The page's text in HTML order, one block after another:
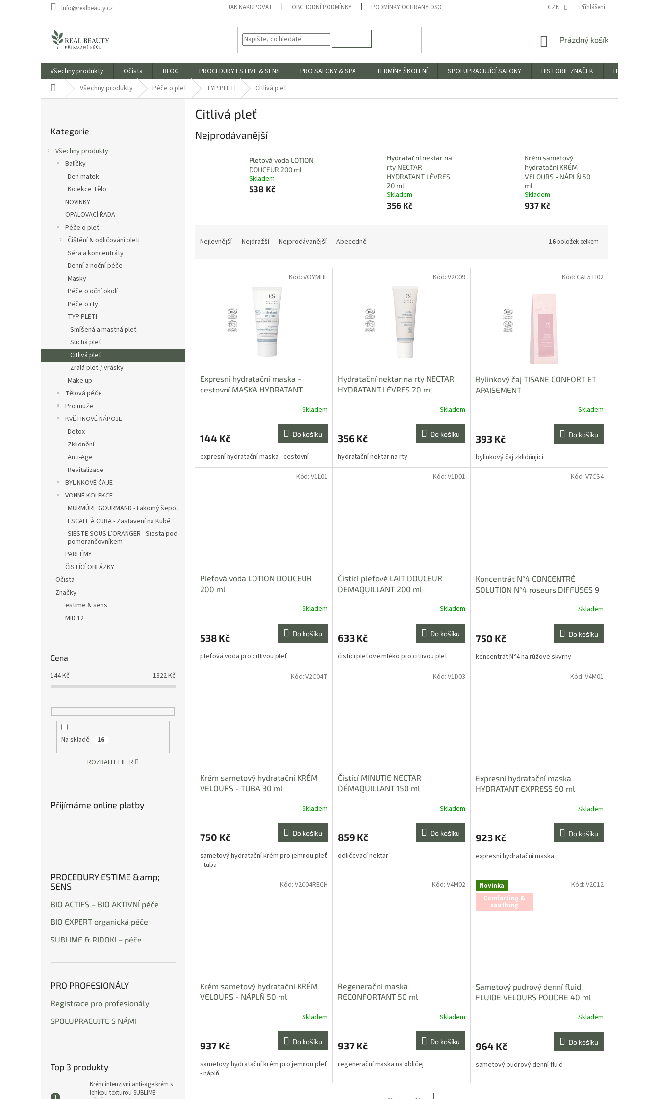
na
info@realbeauty.cz JAK NAKUPOVAT OBCHODNÍ PODMÍNKY PODMÍNKY OCHRANY OSOBNÍCH ÚDAJŮ CZK Přihlášení
NÁKUPNÍ
Prázdný košík
Všechny produkty Očista BLOG PROCEDURY ESTIME & SENS PRO SALONY & SPA TERMÍNY ŠKOLENÍ SPOLUPRACUJÍCÍ SALONY HISTORIE ZNAČEK
Hodnocení
Domů Všechny produkty Péče o pleť TYP PLETI Citlivá pleť
kategorie
Kategorie
Všechny produkty
Balíčky
Den matek
Kolekce Tělo
NOVINKY
OPALOVACÍ ŘADA
Péče o pleť
Čištění & odličování pleti
Séra a koncentráty
Denní a noční péče
Masky
Péče o oční okolí
Péče o rty
TYP PLETI
Smíšená a mastná pleť
Suchá pleť
Citlivá pleť
Zralá pleť / vrásky
Make up
Tělová péče
Pro muže
KVĚTINOVÉ NÁPOJE
Detox
Zklidnění
Anti-Age
Revitalizace
BYLINKOVÉ ČAJE
VONNÉ KOLEKCE
MURMÛRE GOURMAND - Lakomý šepot
ESCALE À CUBA - Zastavení na Kubě
SIESTE SOUS L’ORANGER - Siesta pod
pomerančovníkem
PARFÉMY
ČISTÍCÍ OBLÁZKY
Očista
Značky
estime & sens
MIDI12
Cena
144Kč 1322Kč
Na skladě 16
ROZBALIT FILTR
Přijímáme online platby
PROCEDURY ESTIME &amp;
SENS
BIO ACTIFS – BIO AKTIVNÍ péče
BIO EXPERT organická péče
SUBLIME & RIDOKI – péče
PRO PROFESIONÁLY
Registrace pro profesionály
SPOLUPRACUJTE S NÁMI
Top 3 produkty
Krém intenzivní anti-age krém s
lehkou texturou SUBLIME
Citlivá pleť
Nejprodávanější
Pleťová voda LOTION
DOUCEUR 200 ml
Skladem
538 Kč
Hydratační nektar na
rty NECTAR
HYDRATANT LÉVRES
20 ml
Skladem
356 Kč
Krém sametový
hydratační KRÉM
VELOURS - NÁPLŇ 50
ml
Skladem
937 Kč
Nejlevnější Nejdražší Nejprodávanější Abecedně 16položek celkem
Expresní hydratační maska -
cestovní MASKA HYDRATANT
Skladem
144 Kč Do košíku
expresní hydratační maska - cestovní
Kód: VOYMHE
Hydratační nektar na rty NECTAR
HYDRATANT LÉVRES 20 ml
Skladem
356 Kč Do košíku
hydratační nektar na rty
Kód: V2C09
Bylinkový čaj TISANE CONFORT ET
APAISEMENT
Skladem
393 Kč Do košíku
bylinkový čaj zklidňující
Kód: CAL5TI02
Pleťová voda LOTION DOUCEUR
200 ml
Skladem
538 Kč Do košíku
pleťová voda pro citlivou pleť
Kód: V1L01
Čistící pleťové LAIT DOUCEUR
DEMAQUILLANT 200 ml
Skladem
633 Kč Do košíku
čistící pleťové mléko pro citlivou pleť
Kód: V1D01
Koncentrát N°4 CONCENTRÉ
SOLUTION N°4 roseurs DIFFUSES 9
Skladem
750 Kč Do košíku
koncentrát N°4 na růžové skvrny
Kód: V7CS4
Krém sametový hydratační KRÉM
VELOURS - TUBA 30 ml
Skladem
750 Kč Do košíku
sametový hydratační krém pro jemnou pleť
- tuba
Kód: V2C04T
Čistící MINUTIE NECTAR
DÉMAQUILLANT 150 ml
je
z
hvězdiček.
Skladem
859 Kč Do košíku
odličovací nektar
Kód: V1D03
Expresní hydratační maska
HYDRATANT EXPRESS 50 ml
je
z
hvězdiček.
Skladem
923 Kč Do košíku
expresní hydratační maska
Kód: V4M01
Krém sametový hydratační KRÉM
VELOURS - NÁPLŇ 50 ml
Skladem
937 Kč Do košíku
sametový hydratační krém pro jemnou pleť
- náplň
Kód: V2C04RECH
Regenerační maska
RECONFORTANT 50 ml
Skladem
937 Kč Do košíku
regenerační maska na obličej
Kód: V4M02
Novinka
Comforting &
soothing
Sametový pudrový denní fluid
FLUIDE VELOURS POUDRÉ 40 ml
Skladem
964 Kč Do košíku
sametový pudrový denní fluid
Kód: V2C12